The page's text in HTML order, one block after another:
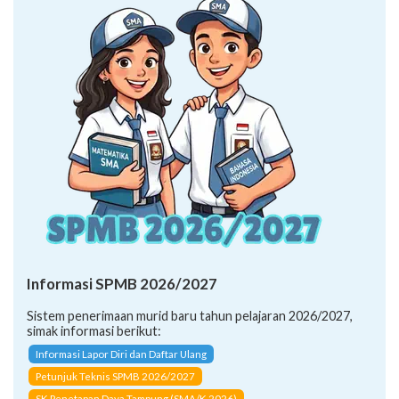
Informasi SPMB 2026/2027
Sistem penerimaan murid baru tahun pelajaran 2026/2027,
simak informasi berikut:
Informasi Lapor Diri dan Daftar Ulang
Petunjuk Teknis SPMB 2026/2027